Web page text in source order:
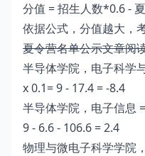
分值 = 招生人数*0.6 -
依据公式，分值越大，
夏令营名单公示文章阅
半导体学院，电子科学
x 0.1= 9 - 17.4 = -8.4
半导体学院，电子信息
9 - 6.6 - 106.6 = 2.4
物理与微电子科学学院